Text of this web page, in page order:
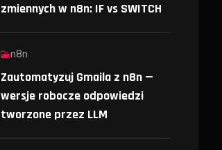
zmiennych w n8n: IF vs SWITCH
n8n
Zautomatyzuj Gmaila z n8n —
wersje robocze odpowiedzi
tworzone przez LLM